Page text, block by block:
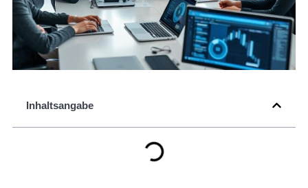
Inhaltsangabe